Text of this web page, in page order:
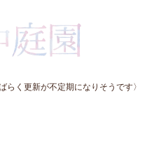
らく更新が不定期になりそうです〉